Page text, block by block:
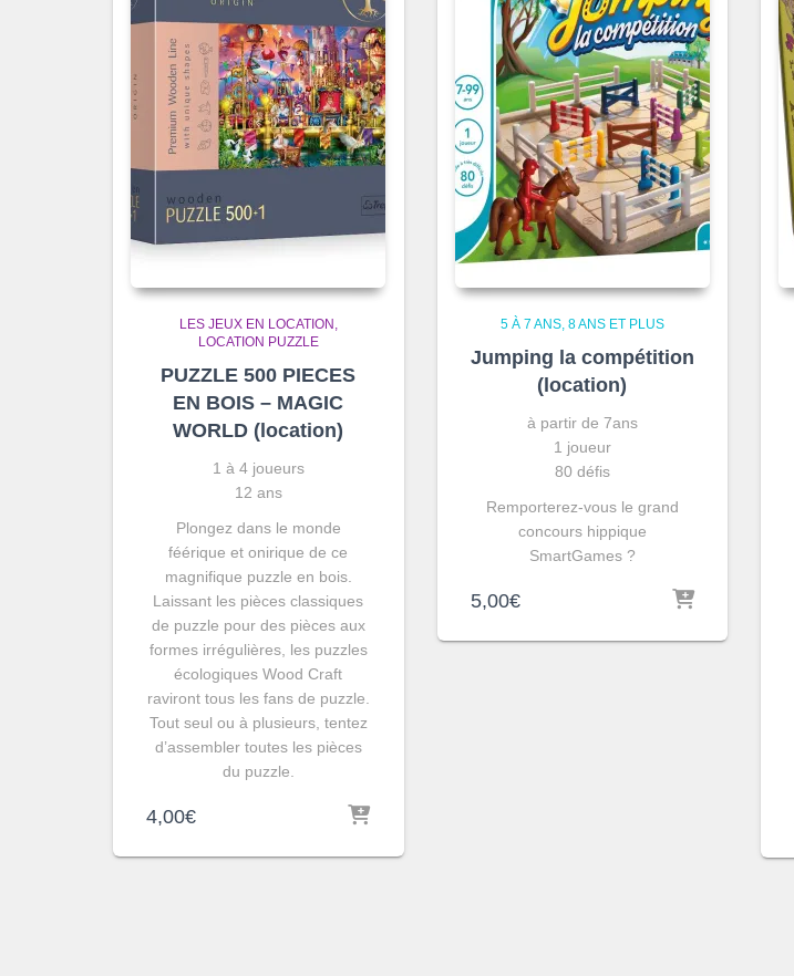
LES JEUX EN LOCATION
LOCATION PUZZLE
PUZZLE 500 PIECES
EN BOIS – MAGIC
WORLD (location)
1 à 4 joueurs
12 ans
Plongez dans le monde
féérique et onirique de ce
magnifique puzzle en bois.
Laissant les pièces classiques
de puzzle pour des pièces aux
formes irrégulières, les puzzles
écologiques Wood Craft
raviront tous les fans de puzzle.
Tout seul ou à plusieurs, tentez
d’assembler toutes les pièces
du puzzle.
4,00€
5 À 7 ANS 8 ANS ET PLUS
Jumping la compétition
(location)
à partir de 7ans
1 joueur
80 défis
Remporterez-vous le grand
concours hippique
SmartGames ?
5,00€